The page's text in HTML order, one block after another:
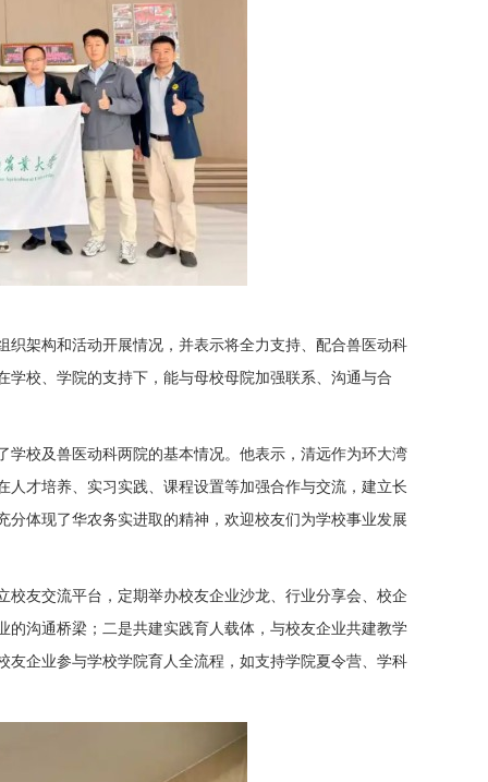
架构和活动开展情况，并表示将全力支持、配合兽医动科
校、学院的支持下，能与母校母院加强联系、沟通与合
校及兽医动科两院的基本情况。他表示，清远作为环大湾
才培养、实习实践、课程设置等加强合作与交流，建立长
体现了华农务实进取的精神，欢迎校友们为学校事业发展
友交流平台，定期举办校友企业沙龙、行业分享会、校企
沟通桥梁；二是共建实践育人载体，与校友企业共建教学
企业参与学校学院育人全流程，如支持学院夏令营、学科